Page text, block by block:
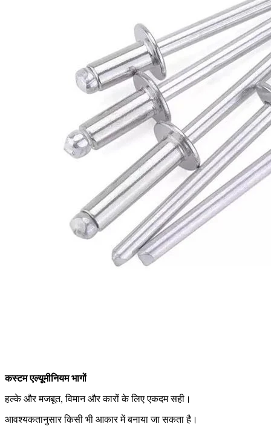
कस्टम एल्यूमीनियम भागों
हल्के और मजबूत, विमान और कारों के लिए एकदम सही।
आवश्यकतानुसार किसी भी आकार में बनाया जा सकता है।